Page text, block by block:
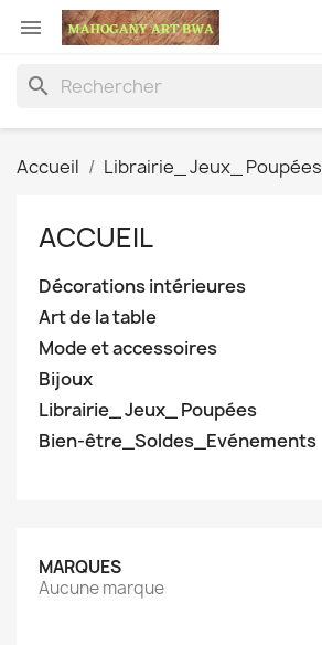

search
Accueil Librairie_ Jeux_ Poupées
ACCUEIL
Décorations intérieures
Art de la table
Mode et accessoires
Bijoux
Librairie_ Jeux_ Poupées
Bien-être_Soldes_Evénements
MARQUES
Aucune marque